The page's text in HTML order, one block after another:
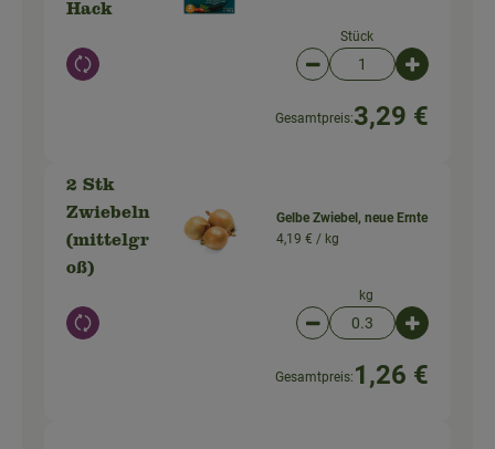
Hack
Auswahl ändern
Stück
Artikelanzahl
Gesamtpreis:3,29 €
2 Stk
Zwiebeln
(mittelgr
oß)
Auswahl ändern
Gelbe Zwiebel, neue Ernte
4,19 € / kg
kg
Artikelanzahl
Gesamtpreis: 1,26 €